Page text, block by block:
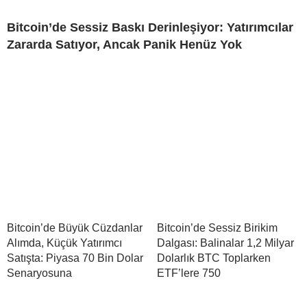
Bitcoin’de Sessiz Baskı Derinleşiyor: Yatırımcılar
Zararda Satıyor, Ancak Panik Henüz Yok
Bitcoin’de Büyük Cüzdanlar
Alımda, Küçük Yatırımcı
Satışta: Piyasa 70 Bin Dolar
Senaryosuna
Bitcoin’de Sessiz Birikim
Dalgası: Balinalar 1,2 Milyar
Dolarlık BTC Toplarken
ETF’lere 750